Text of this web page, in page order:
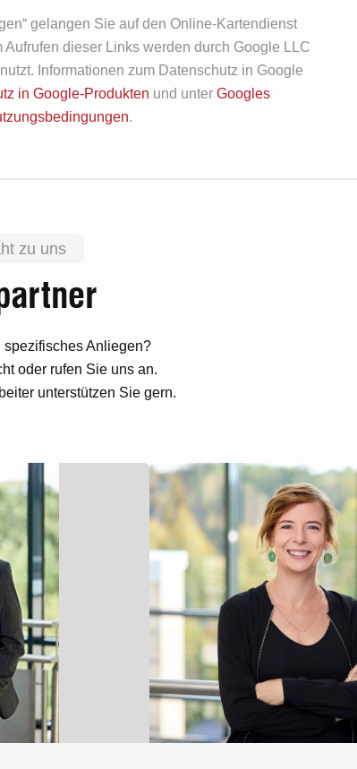
gelangen Sie auf den Online-Kartendienst
dieser Links werden durch Google LLC
Informationen zum Datenschutz in Google
in Google-Produkten und unter Googles
.
zu uns
Anliegen?
oder rufen Sie uns an.
unterstützen Sie gern.